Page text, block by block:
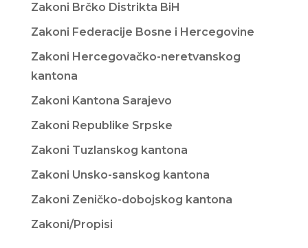
Zakoni Brčko Distrikta BiH
Zakoni Federacije Bosne i Hercegovine
Zakoni Hercegovačko-neretvanskog
kantona
Zakoni Kantona Sarajevo
Zakoni Republike Srpske
Zakoni Tuzlanskog kantona
Zakoni Unsko-sanskog kantona
Zakoni Zeničko-dobojskog kantona
Zakoni/Propisi